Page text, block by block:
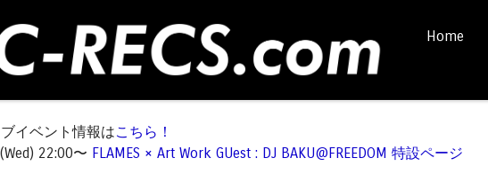
Skip to content
Home
イベント情報はこちら！
22:00〜 FLAMES × Art Work GUest : DJ BAKU@FREEDOM 特設ページ